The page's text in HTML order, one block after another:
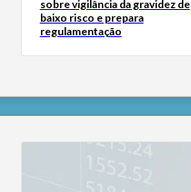
sobre vigilância da gravidez de
baixo risco e prepara
regulamentação